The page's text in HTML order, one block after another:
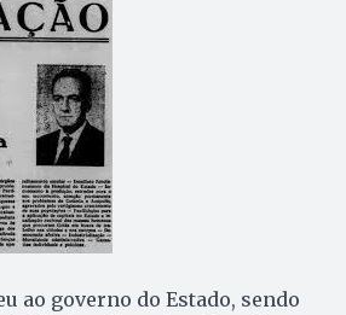
ao governo do Estado, sendo